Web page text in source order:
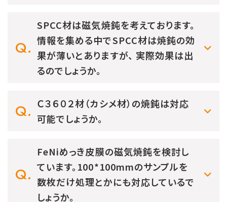
SPCC材は磁気焼鈍を考えております。
情報を集める中でSPCC材は焼鈍の効
果が薄いとありますが、 実際効果は出
るのでしょうか。
Ｃ３６０２材（カシメ材）の焼鈍は対応
可能でしょうか。
FeNiめっき皮膜の磁気焼鈍を検討し
ています。100*100mmのサンプルを
数枚だけ処理とかにも対応しているで
しょうか。